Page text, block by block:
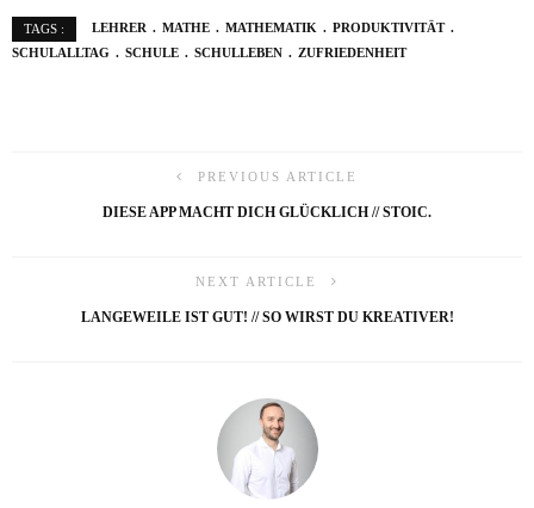
TAGS : LEHRER MATHE MATHEMATIK
PRODUKTIVITÄT
SCHULALLTAG
SCHULE SCHULLEBEN ZUFRIEDENHEIT
PREVIOUS ARTICLE
DIESE APP MACHT DICH GLÜCKLICH // STOIC.
NEXT ARTICLE
LANGEWEILE IST GUT! // SO WIRST DU KREATIVER!